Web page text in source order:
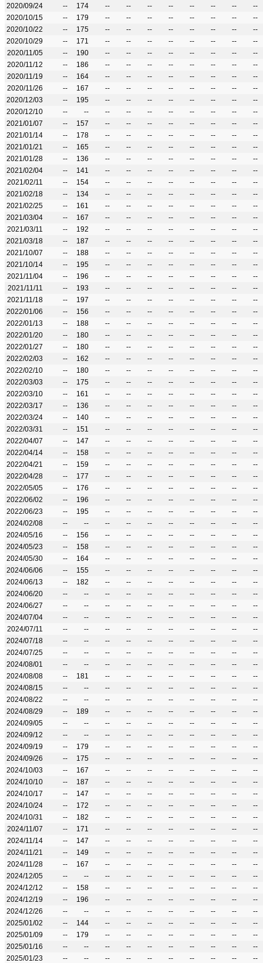
2020/09/24 -- 174 -- -- -- -- -- -- --
--
2020/10/15
-- 179 -- -- -- -- -- -- --
--
2020/10/22
-- 175 -- -- -- -- -- -- --
--
2020/10/29
-- 171 -- -- -- -- -- -- --
--
2020/11/05
-- 190 -- -- -- -- -- -- --
--
2020/11/12
-- 186 -- -- -- -- -- -- --
--
2020/11/19
-- 164 -- -- -- -- -- -- --
--
2020/11/26
-- 167 -- -- -- -- -- -- --
--
2020/12/03
-- 195 -- -- -- -- -- -- --
--
2020/12/10
-- -- -- -- -- -- -- -- --
--
2021/01/07
-- 157 -- -- -- -- -- -- --
--
2021/01/14
-- 178 -- -- -- -- -- -- --
--
2021/01/21
-- 165 -- -- -- -- -- -- --
--
2021/01/28
-- 136 -- -- -- -- -- -- --
--
2021/02/04
-- 141 -- -- -- -- -- -- --
--
2021/02/11
-- 154 -- -- -- -- -- -- --
--
2021/02/18
-- 134 -- -- -- -- -- -- --
--
2021/02/25
-- 161 -- -- -- -- -- -- --
--
2021/03/04
-- 167 -- -- -- -- -- -- --
--
2021/03/11
-- 192 -- -- -- -- -- -- --
--
2021/03/18
-- 187 -- -- -- -- -- -- --
--
2021/10/07
-- 188 -- -- -- -- -- -- --
--
2021/10/14
-- 195 -- -- -- -- -- -- --
--
2021/11/04
-- 196 -- -- -- -- -- -- --
--
2021/11/11
-- 193 -- -- -- -- -- -- --
--
2021/11/18
-- 197 -- -- -- -- -- -- --
--
2022/01/06
-- 156 -- -- -- -- -- -- --
--
2022/01/13
-- 188 -- -- -- -- -- -- --
--
2022/01/20
-- 180 -- -- -- -- -- -- --
--
2022/01/27
-- 180 -- -- -- -- -- -- --
--
2022/02/03
-- 162 -- -- -- -- -- -- --
--
2022/02/10
-- 180 -- -- -- -- -- -- --
--
2022/03/03
-- 175 -- -- -- -- -- -- --
--
2022/03/10
-- 161 -- -- -- -- -- -- --
--
2022/03/17
-- 136 -- -- -- -- -- -- --
--
2022/03/24
-- 140 -- -- -- -- -- -- --
--
2022/03/31
-- 151 -- -- -- -- -- -- --
--
2022/04/07
-- 147 -- -- -- -- -- -- --
--
2022/04/14
-- 158 -- -- -- -- -- -- --
--
2022/04/21
-- 159 -- -- -- -- -- -- --
--
2022/04/28
-- 177 -- -- -- -- -- -- --
--
2022/05/05
-- 176 -- -- -- -- -- -- --
--
2022/06/02
-- 196 -- -- -- -- -- -- --
--
2022/06/23
-- 195 -- -- -- -- -- -- --
--
2024/02/08
-- -- -- -- -- -- -- -- --
--
2024/05/16
-- 156 -- -- -- -- -- -- --
--
2024/05/23
-- 158 -- -- -- -- -- -- --
--
2024/05/30
-- 164 -- -- -- -- -- -- --
--
2024/06/06
-- 155 -- -- -- -- -- -- --
--
2024/06/13
-- 182 -- -- -- -- -- -- --
--
2024/06/20
-- -- -- -- -- -- -- -- --
--
2024/06/27
-- -- -- -- -- -- -- -- --
--
2024/07/04
-- -- -- -- -- -- -- -- --
--
2024/07/11
-- -- -- -- -- -- -- -- --
--
2024/07/18
-- -- -- -- -- -- -- -- --
--
2024/07/25
-- -- -- -- -- -- -- -- --
--
2024/08/01
-- -- -- -- -- -- -- -- --
--
2024/08/08
-- 181 -- -- -- -- -- -- --
--
2024/08/15
-- -- -- -- -- -- -- -- --
--
2024/08/22
-- -- -- -- -- -- -- -- --
--
2024/08/29
-- 189 -- -- -- -- -- -- --
--
2024/09/05
-- -- -- -- -- -- -- -- --
--
2024/09/12
-- -- -- -- -- -- -- -- --
--
2024/09/19
-- 179 -- -- -- -- -- -- --
--
2024/09/26
-- 175 -- -- -- -- -- -- --
--
2024/10/03
-- 167 -- -- -- -- -- -- --
--
2024/10/10
-- 187 -- -- -- -- -- -- --
--
2024/10/17
-- 147 -- -- -- -- -- -- --
--
2024/10/24
-- 172 -- -- -- -- -- -- --
--
2024/10/31
-- 182 -- -- -- -- -- -- --
--
2024/11/07
-- 171 -- -- -- -- -- -- --
--
2024/11/14
-- 147 -- -- -- -- -- -- --
--
2024/11/21
-- 149 -- -- -- -- -- -- --
--
2024/11/28
-- 167 -- -- -- -- -- -- --
--
2024/12/05
-- -- -- -- -- -- -- -- --
--
2024/12/12
-- 158 -- -- -- -- -- -- --
--
2024/12/19
-- 196 -- -- -- -- -- -- --
--
2024/12/26
-- -- -- -- -- -- -- -- --
--
2025/01/02
-- 144 -- -- -- -- -- -- --
--
2025/01/09
-- 179 -- -- -- -- -- -- --
--
2025/01/16
-- -- -- -- -- -- -- -- --
--
2025/01/23
-- -- -- -- -- -- -- -- --
--